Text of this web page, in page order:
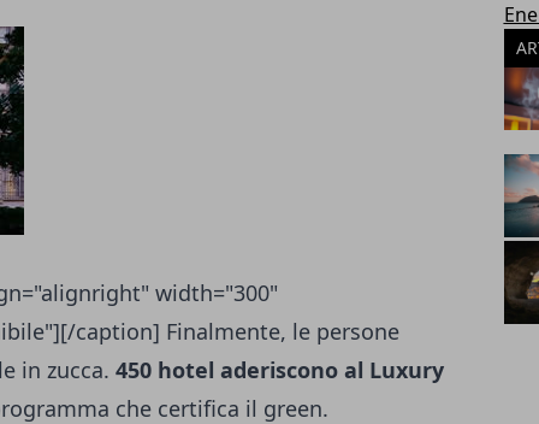
width="300"
caption] Finalmente, le persone
in zucca. 450 hotel aderiscono al Luxury
che certifica il green.